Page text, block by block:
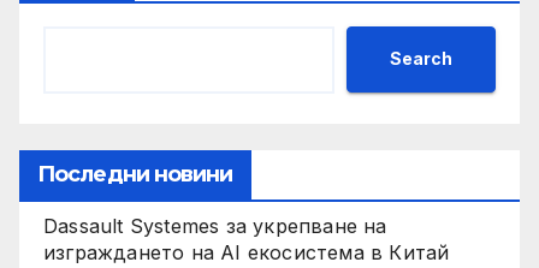
Search
Последни новини
Dassault Systemes за укрепване на
изграждането на AI екосистема в Китай